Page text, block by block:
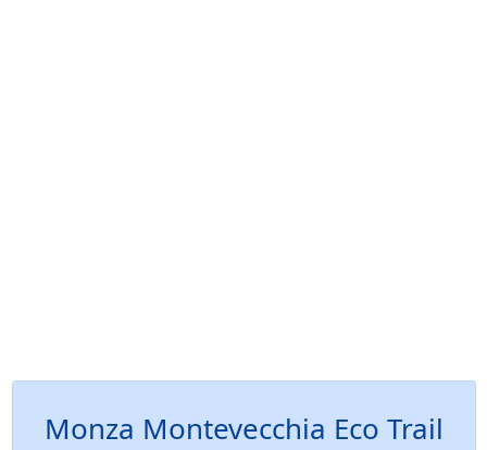
Monza Montevecchia Eco Trail